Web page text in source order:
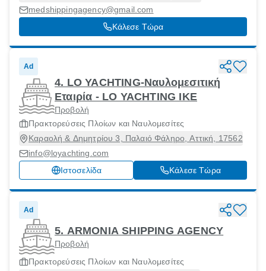
medshippingagency@gmail.com
Κάλεσε Τώρα
Ad
4. LO YACHTING-Ναυλομεσιτική
Εταιρία - LO YACHTING ΙΚΕ
Προβολή
Πρακτορεύσεις Πλοίων και Ναυλομεσίτες
Καραολή & Δημητρίου 3, Παλαιό Φάληρο, Αττική, 17562
info@loyachting.com
Ιστοσελίδα
Κάλεσε Τώρα
Ad
5. ARMONIA SHIPPING AGENCY
Προβολή
Πρακτορεύσεις Πλοίων και Ναυλομεσίτες